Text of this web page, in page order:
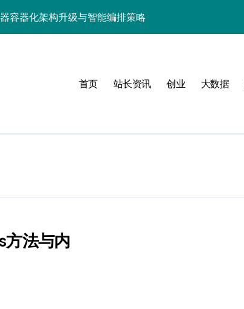
容器化架构升级与智能编排策略
同下容器部署与编排架构实践解密]
服务器环境
效管理新范式
赋能创业增长
放媒体生态新价值
以科技之力筑牢运维安全新防线
首页 站长资讯 创业 大数据
法与内